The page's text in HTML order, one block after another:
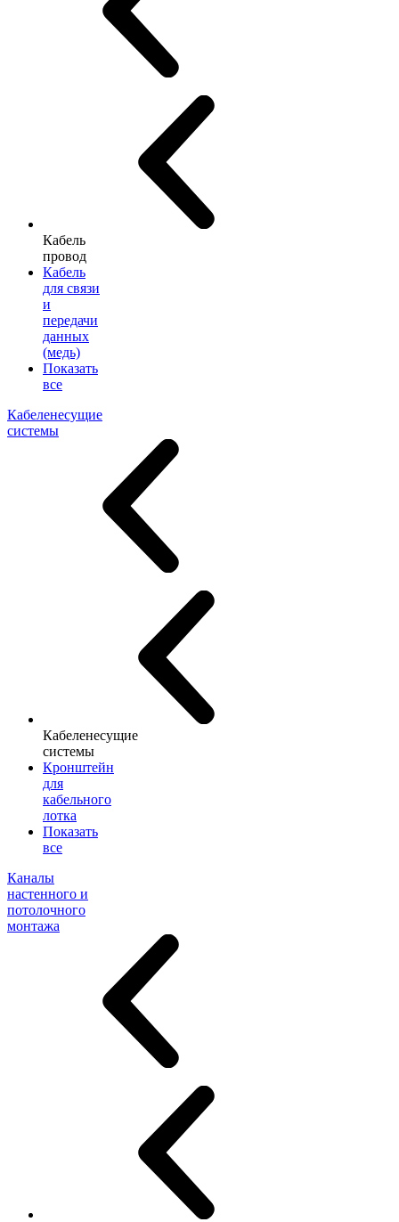
Кабель
провод
Кабель
для связи
и
передачи
данных
(медь)
Показать
все
Кабеленесущие
системы
Кабеленесущие
системы
Кронштейн
для
кабельного
лотка
Показать
все
Каналы
настенного и
потолочного
монтажа